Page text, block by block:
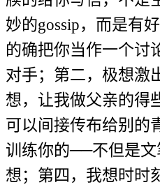
妙的gossip，而是有
的确把你当作一个讨
对手；第二，极想激
想，让我做父亲的得
可以间接传布给别的
训练你的──不但是
想；第四，我想时时